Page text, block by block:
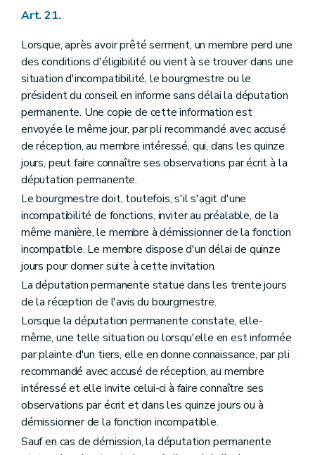
Art. 21.
Lorsque, après avoir prêté serment, un membre perd une
des conditions d'éligibilité ou vient à se trouver dans une
situation d'incompatibilité, le bourgmestre ou le
président du conseil en informe sans délai la députation
permanente. Une copie de cette information est
envoyée le même jour, par pli recommandé avec accusé
de réception, au membre intéressé, qui, dans les quinze
jours, peut faire connaître ses observations par écrit à la
députation permanente.
Le bourgmestre doit, toutefois, s'il s'agit d'une
incompatibilité de fonctions, inviter au préalable, de la
même manière, le membre à démissionner de la fonction
incompatible. Le membre dispose d'un délai de quinze
jours pour donner suite à cette invitation.
La députation permanente statue dans les trente jours
de la réception de l'avis du bourgmestre.
Lorsque la députation permanente constate, elle-
même, une telle situation ou lorsqu'elle en est informée
par plainte d'un tiers, elle en donne connaissance, par pli
recommandé avec accusé de réception, au membre
intéressé et elle invite celui-ci à faire connaître ses
observations par écrit et dans les quinze jours ou à
démissionner de la fonction incompatible.
Sauf en cas de démission, la députation permanente